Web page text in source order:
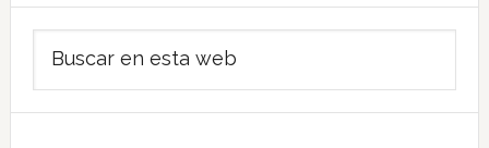
Barra
lateral
principal